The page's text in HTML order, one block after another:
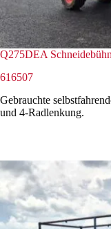
Q275DEA
616507
Gebrauchte
und 4-Radlenkung.